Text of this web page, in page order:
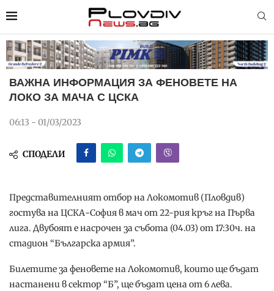
ВАЖНА ИНФОРМАЦИЯ ЗА ФЕНОВЕТЕ НА
ЛОКО ЗА МАЧА С ЦСКА
06:13 - 01/03/2023
СПОДЕЛИ
Представителният отбор на Локомотив (Пловдив)
гостува на ЦСКА-София в мач от 22-рия кръг на Първа
лига. Двубоят е насрочен за събота (04.03) от 17:30ч. на
стадион “Българска армия”.
Билетите за феновете на Локомотив, които ще бъдат
настанени в сектор “Б”, ще бъдат цена от 6 лева.